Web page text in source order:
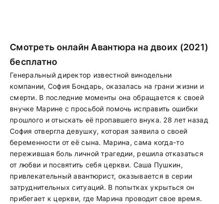
Смотреть онлайн Авантюра на двоих (2021)
бесплатно
Генеральный директор известной винодельни
компании, София Бондарь, оказалась на грани жизни и
смерти. В последние моменты она обращается к своей
внучке Марине с просьбой помочь исправить ошибки
прошлого и отыскать её пропавшего внука. 28 лет назад
София отвергла девушку, которая заявила о своей
беременности от её сына. Марина, сама когда-то
пережившая боль личной трагедии, решила отказаться
от любви и посвятить себя церкви. Саша Пушкин,
привлекательный авантюрист, оказывается в серии
затруднительных ситуаций. В попытках укрыться он
прибегает к церкви, где Марина проводит свое время.